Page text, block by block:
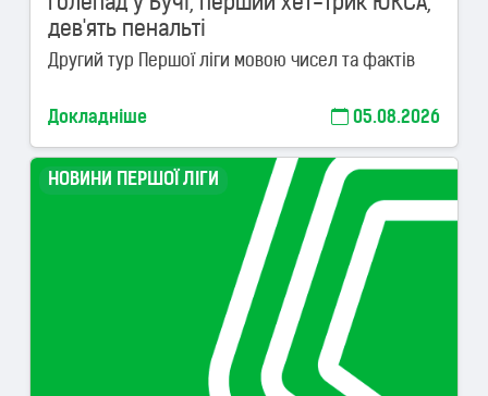
голепад у Бучі, перший хет-трик ЮКСА,
дев'ять пенальті
Другий тур Першої ліги мовою чисел та фактів
Докладніше 05.08.2026
НОВИНИ ПЕРШОЇ ЛІГИ